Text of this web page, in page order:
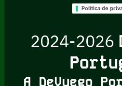
Política de
2024-2026
A DeVuego